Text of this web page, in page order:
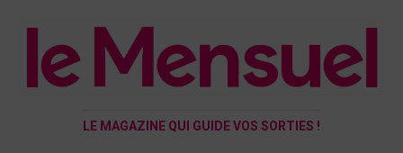
LE MAGAZINE QUI GUIDE VOS SORTIES !